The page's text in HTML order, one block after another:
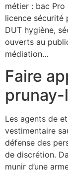
métier : bac Pro
licence sécurité
DUT hygiène,
ouverts au
médiation…
Faire
Les agents de
vestimentaire
défense des
de discrétion.
munir d’une